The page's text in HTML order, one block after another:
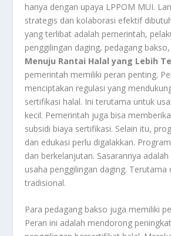
hanya dengan upaya LPPOM MUI.
strategis dan kolaborasi efektif
yang terlibat adalah pemerintah,
penggilingan daging, pedagang bakso,
Menuju Rantai Halal yang Lebih
pemerintah memiliki peran penting.
menciptakan regulasi yang
sertifikasi halal. Ini terutama untuk
kecil. Pemerintah juga bisa
subsidi biaya sertifikasi. Selain itu,
dan edukasi perlu digalakkan.
dan berkelanjutan. Sasarannya
usaha penggilingan daging. Terutama
tradisional.
Para pedagang bakso juga memiliki
Peran ini adalah mendorong